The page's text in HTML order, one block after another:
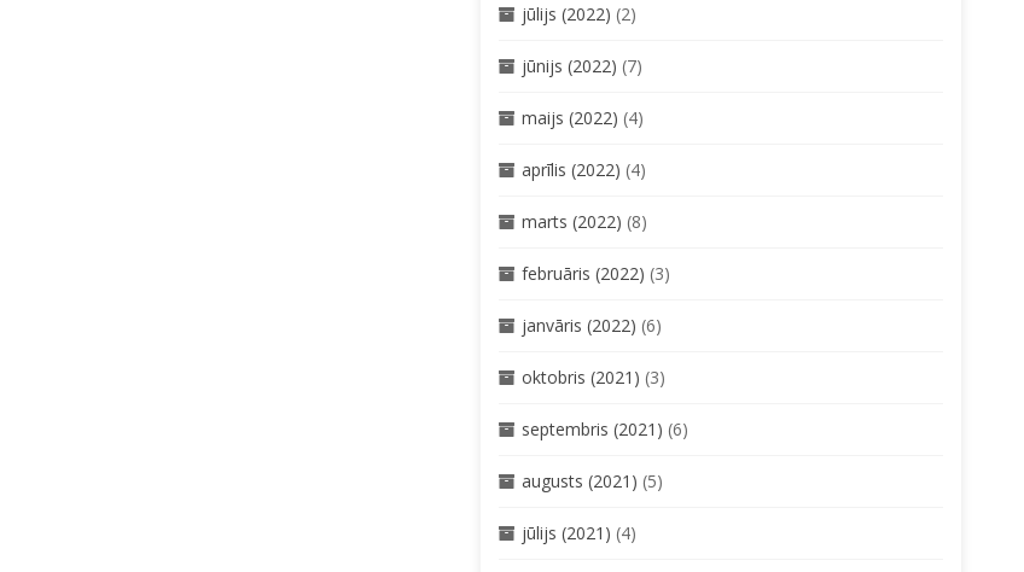
jūlijs (2022) (2)
jūnijs (2022) (7)
maijs (2022) (4)
aprīlis (2022) (4)
marts (2022) (8)
februāris (2022) (3)
janvāris (2022) (6)
oktobris (2021) (3)
septembris (2021) (6)
augusts (2021) (5)
jūlijs (2021) (4)